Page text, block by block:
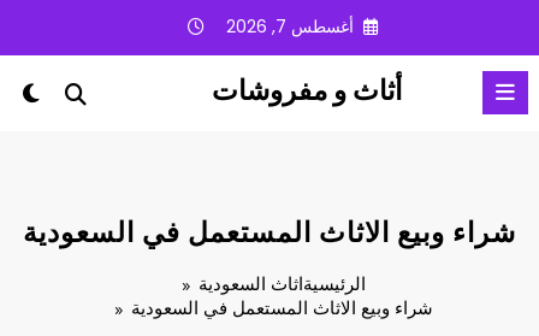
المحتوى
أغسطس 7, 2026
أثاث و مفروشات
شراء وبيع الاثاث المستعمل في السعودية
الرئيسيةاثاث السعودية
شراء وبيع الاثاث المستعمل في السعودية